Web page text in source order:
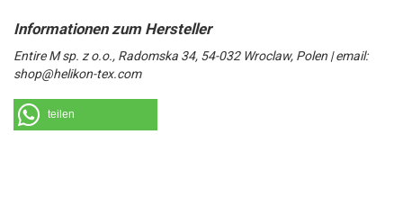
Entire M sp. z o.o., Radomska 34, 54-032 Wroclaw, Polen | email:
shop@helikon-tex.com
teilen